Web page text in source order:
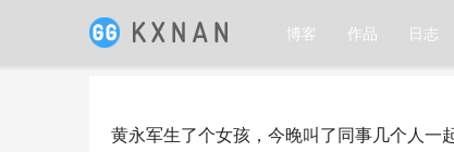
博客 作品 日志
黄永军生了个女孩，今晚叫了同事几个人一